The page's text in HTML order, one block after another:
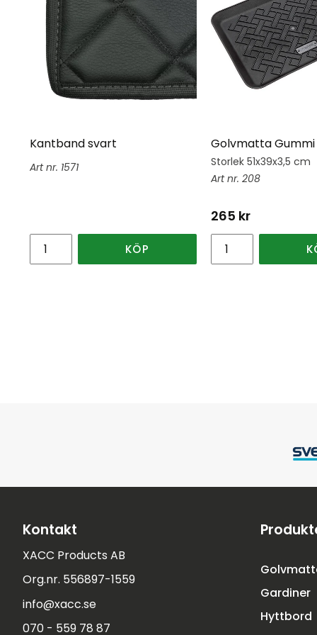
Kantband svart
1571
KÖP
Golvmatta Gummi
Storlek 51x39x3,5 cm
208
265 kr
Kontakt
XACC Products AB
Org.nr. 556897-1559
info@xacc.se
070 - 559 78 87
Gardiner
Hyttbord